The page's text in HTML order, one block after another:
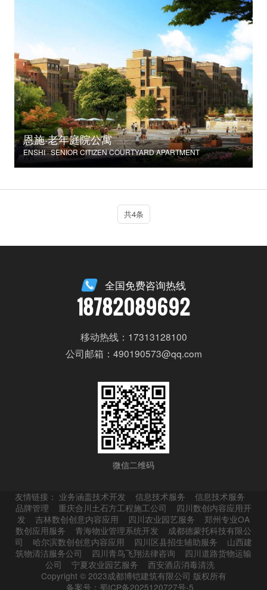
恩施·老年庭院公寓
ENSHI · SENIOR CITIZEN COURTYARD APARTMENT
共4条
全国免费咨询热线
18782089692
移动热线：17313128100
公司邮箱：490190573@qq.com
微信二维码
友情链接： 业务涵盖技术开发 信息技术服务
信息技术服务
品牌管理
重庆合川土石方工程施工公司
四川数创内容应用开
发
吉林数创创意内容应用 四川农业园艺服务
郑州专业OA
数创应用服务
青海物业管理系统开发
成都德蒙托科技有限公
司
哈尔滨数创创意内容应用 四川区县招生辅助服务
山西建
筑物清洁服务公司
四川青鸟飞翔法律咨询
四川道路货物运输
公司
宁夏农业园艺服务
西安酒店消毒清洗
Copyright © 2023成都博铠建筑有限公司 版权所有
备案号：蜀ICP备2025120727号-5